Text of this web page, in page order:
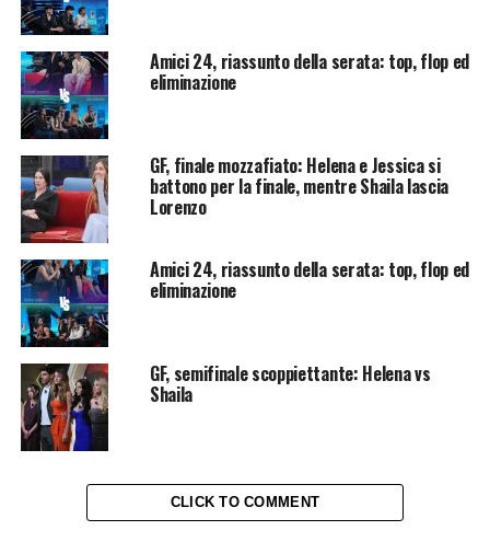
Amici 24, riassunto della serata: top, flop ed
eliminazione
GF, finale mozzafiato: Helena e Jessica si
battono per la finale, mentre Shaila lascia
Lorenzo
Amici 24, riassunto della serata: top, flop ed
eliminazione
GF, semifinale scoppiettante: Helena vs
Shaila
CLICK TO COMMENT